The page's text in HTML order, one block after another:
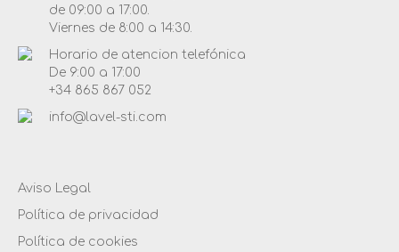
de 09:00 a 17:00.
Viernes de 8:00 a 14:30.
Horario de atencion telefónica
De 9:00 a 17:00
+34 865 867 052
info@lavel-sti.com
Aviso Legal
Política de privacidad
Política de cookies